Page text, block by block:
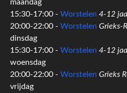
maandag
15:30-17:00 - Worstelen 4-12
20:00-22:00 - Worstelen Grieks-
dinsdag
15:30-17:00 - Worstelen 4-12
woensdag
20:00-22:00 - Worstelen Grieks
vrijdag